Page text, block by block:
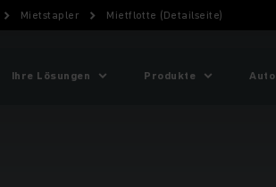
Mietstapler Mietflotte (Detailseite)
Ihre Lösungen Produkte